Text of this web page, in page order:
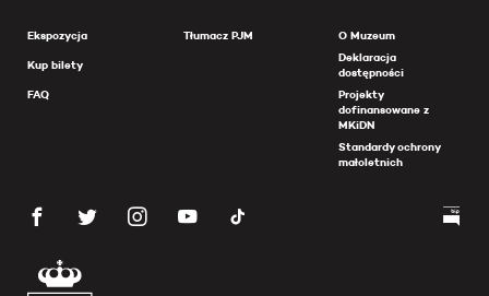
Ekspozycja
Kup bilety
FAQ
Tłumacz PJM
O Muzeum
Deklaracja
dostępności
Projekty
dofinansowane z
MKiDN
Standardy ochrony
małoletnich